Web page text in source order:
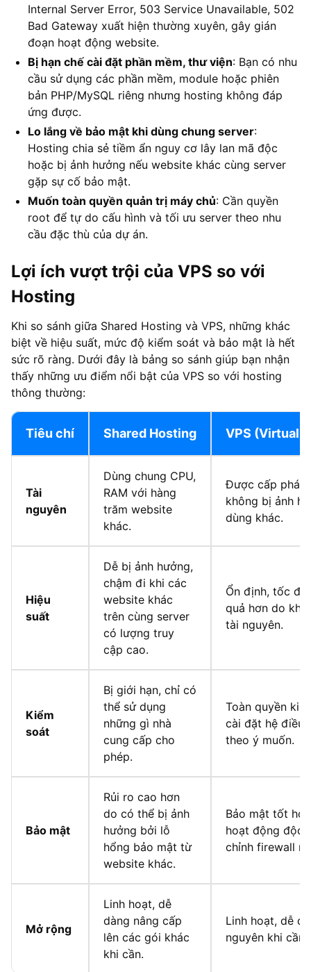
Internal Server Error, 503 Service Unavailable, 502
Bad Gateway xuất hiện thường xuyên, gây gián
đoạn hoạt động website.
Bị hạn chế cài đặt phần mềm, thư viện: Bạn có nhu
cầu sử dụng các phần mềm, module hoặc phiên
bản PHP/MySQL riêng nhưng hosting không đáp
ứng được.
Lo lắng về bảo mật khi dùng chung server:
Hosting chia sẻ tiềm ẩn nguy cơ lây lan mã độc
hoặc bị ảnh hưởng nếu website khác cùng server
gặp sự cố bảo mật.
Muốn toàn quyền quản trị máy chủ: Cần quyền
root để tự do cấu hình và tối ưu server theo nhu
cầu đặc thù của dự án.
Lợi ích vượt trội của VPS so với
Hosting
Khi so sánh giữa Shared Hosting và VPS, những khác
biệt về hiệu suất, mức độ kiểm soát và bảo mật là hết
sức rõ ràng. Dưới đây là bảng so sánh giúp bạn nhận
thấy những ưu điểm nổi bật của VPS so với hosting
thông thường:
Tiêu chí Shared Hosting VPS (Virtual
Tài
nguyên
Dùng chung CPU,
RAM với hàng
trăm website
khác.
Được cấp phát
không bị ảnh
dùng khác.
Hiệu
suất
Dễ bị ảnh hưởng,
chậm đi khi các
website khác
trên cùng server
có lượng truy
cập cao.
Ổn định, tốc độ
quả hơn do
tài nguyên.
Kiểm
soát
Bị giới hạn, chỉ có
thể sử dụng
những gì nhà
cung cấp cho
phép.
Toàn quyền
cài đặt hệ điều
theo ý muốn.
Bảo mật
Rủi ro cao hơn
do có thể bị ảnh
hưởng bởi lỗ
hổng bảo mật từ
website khác.
Bảo mật tốt
hoạt động độc
chỉnh firewall
Mở rộng
Linh hoạt, dễ
dàng nâng cấp
lên các gói khác
khi cần.
Linh hoạt, dễ
nguyên khi cần.